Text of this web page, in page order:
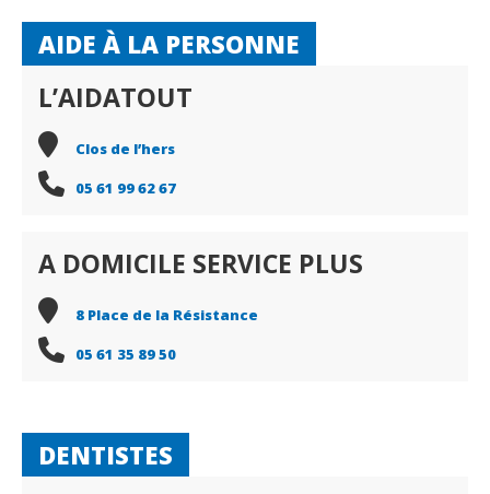
AIDE À LA PERSONNE
L’AIDATOUT
Clos de l’hers
05 61 99 62 67
A DOMICILE SERVICE PLUS
8 Place de la Résistance
05 61 35 89 50
DENTISTES